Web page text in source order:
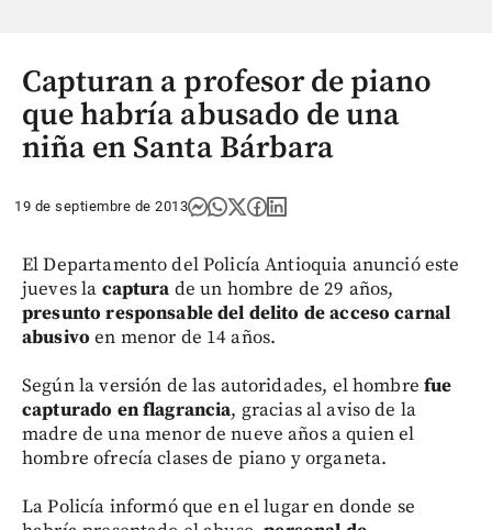
Capturan a profesor de piano
que habría abusado de una
niña en Santa Bárbara
19 de septiembre de 2013
El Departamento del Policía Antioquia anunció este
jueves la captura de un hombre de 29 años,
presunto responsable del delito de acceso carnal
abusivo en menor de 14 años.
Según la versión de las autoridades, el hombrefue
capturado en flagrancia, gracias al aviso de la
madre de una menor de nueve años a quien el
hombre ofrecía clases de piano y organeta.
La Policía informó que en el lugar en donde se